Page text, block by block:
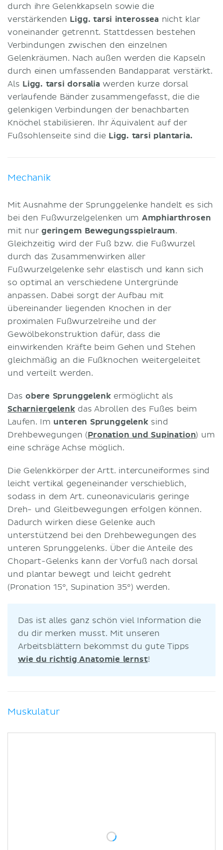
durch ihre Gelenkkapseln sowie die
verstärkenden Ligg. tarsi interossea nicht klar
voneinander getrennt. Stattdessen bestehen
Verbindungen zwischen den einzelnen
Gelenkräumen. Nach außen werden die Kapseln
durch einen umfassenden Bandapparat verstärkt.
Als Ligg. tarsi dorsalia werden kurze dorsal
verlaufende Bänder zusammengefasst, die die
gelenkigen Verbindungen der benachbarten
Knöchel stabilisieren. Ihr Äquivalent auf der
Fußsohlenseite sind die Ligg. tarsi plantaria.
Mechanik
Mit Ausnahme der Sprunggelenke handelt es sich
bei den Fußwurzelgelenken um Amphiarthrosen
mit nur geringem Bewegungsspielraum.
Gleichzeitig wird der Fuß bzw. die Fußwurzel
durch das Zusammenwirken aller
Fußwurzelgelenke sehr elastisch und kann sich
so optimal an verschiedene Untergründe
anpassen. Dabei sorgt der Aufbau mit
übereinander liegenden Knochen in der
proximalen Fußwurzelreihe und der
Gewölbekonstruktion dafür, dass die
einwirkenden Kräfte beim Gehen und Stehen
gleichmäßig an die Fußknochen weitergeleitet
und verteilt werden.
Das obere Sprunggelenkermöglicht als
Scharniergelenkdas Abrollen des Fußes beim
Laufen. Im unteren Sprunggelenksind
Drehbewegungen (Pronation und Supination) um
eine schräge Achse möglich.
Die Gelenkkörper der Artt. intercuneiformes sind
leicht vertikal gegeneinander verschieblich,
sodass in dem Art. cuneonavicularis geringe
Dreh- und Gleitbewegungen erfolgen können.
Dadurch wirken diese Gelenke auch
unterstützend bei den Drehbewegungen des
unteren Sprunggelenks. Über die Anteile des
Chopart-Gelenks kann der Vorfuß nach dorsal
und plantar bewegt und leicht gedreht
(Pronation 15°, Supination 35°) werden.
Das ist alles ganz schön viel Information die
du dir merken musst. Mit unseren
Arbeitsblättern bekommst du gute Tipps
wie du richtig Anatomie lernst!
Muskulatur